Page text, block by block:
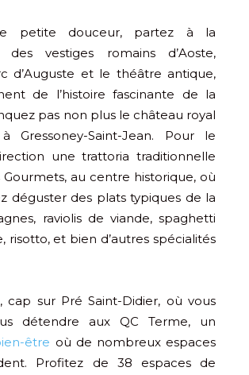
petite douceur, partez à la
des vestiges romains d’Aoste,
d’Auguste et le théâtre antique,
de l’histoire fascinante de la
pas non plus le château royal
Gressoney-Saint-Jean. Pour le
une trattoria traditionnelle
au centre historique, où
déguster des plats typiques de la
raviolis de viande, spaghetti
risotto, et bien d’autres spécialités
cap sur Pré Saint-Didier, où vous
détendre aux QC Terme, un
être où de nombreux espaces
Profitez de 38 espaces de